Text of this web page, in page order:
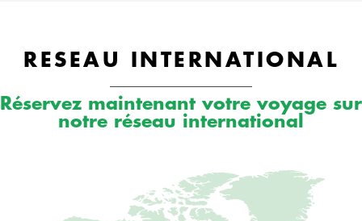
RESEAU INTERNATIONAL
Réservez maintenant votre voyage sur
notre réseau international